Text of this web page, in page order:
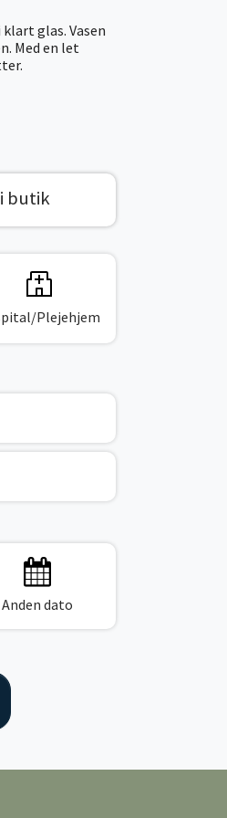
glas. Vasen
Med en let
butik
Plejehjem
Anden dato